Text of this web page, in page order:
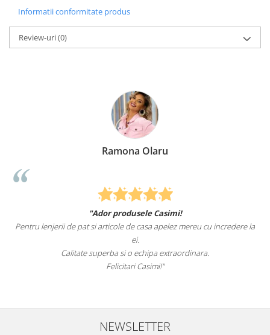
Informatii conformitate produs
Review-uri(0)
Ramona Olaru
"Ador produsele Casimi!
Pentru lenjerii de pat si articole de casa apelez mereu cu incredere la
ei.
Calitate superba si o echipa extraordinara.
Felicitari Casimi!"
NEWSLETTER